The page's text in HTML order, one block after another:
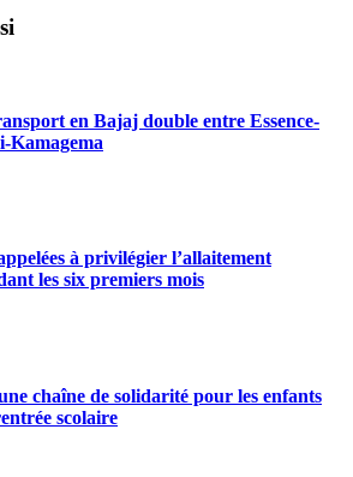
en Bajaj double entre Essence-
Kamagema
à privilégier l’allaitement
les six premiers mois
chaîne de solidarité pour les enfants
scolaire